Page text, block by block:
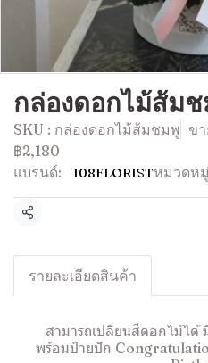
กล่องดอกไม้ส้ม
SKU : กล่องดอกไม้ส้มชมพู ข
฿2,180
แบรนด์:
108FLORISTหมวดห
แชร์
รายละเอียดสินค้า
สามารถเปลี่ยนสีดอกไม้ได้
พร้อมป้ายปัก